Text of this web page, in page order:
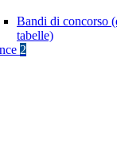
Bandi di concorso
tabelle)
2